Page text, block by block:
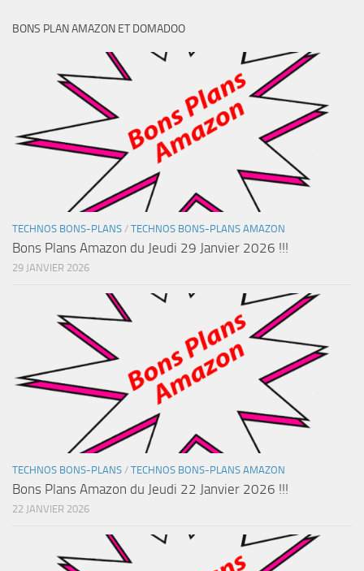
BONS PLAN AMAZON ET DOMADOO
TECHNOS BONS-PLANS / TECHNOS BONS-PLANS AMAZON
Bons Plans Amazon du Jeudi 29 Janvier 2026 !!!
29 JANVIER 2026
TECHNOS BONS-PLANS / TECHNOS BONS-PLANS AMAZON
Bons Plans Amazon du Jeudi 22 Janvier 2026 !!!
22 JANVIER 2026